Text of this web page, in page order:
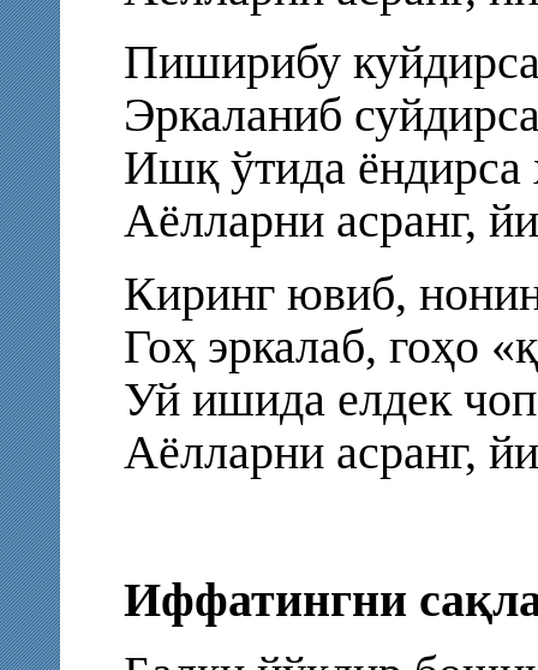
Пиширибу
Эркаланиб
Ишқ ўтида ёндирса
Аёлларни асранг,
Киринг ювиб,
Гоҳ эркалаб, гоҳо
Уй ишида елдек
Аёлларни асранг,
Иффатингни